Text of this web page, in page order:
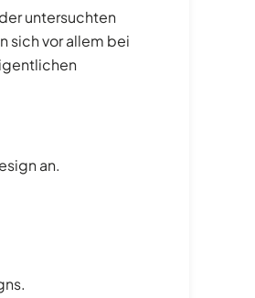
untersuchten
sich vor allem bei
an.